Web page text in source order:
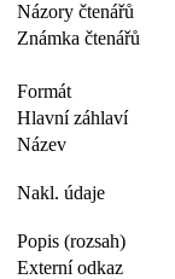
Názory čtenářů
Známka čtenářů
Formát
Hlavní záhlaví
Název
Nakl. údaje
Popis (rozsah)
Externí odkaz